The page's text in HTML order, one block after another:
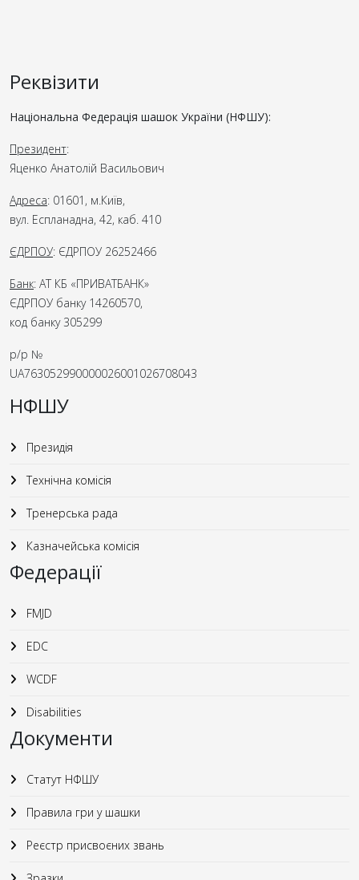
Реквізити
Національна Федерація шашок України (НФШУ):
Президент:
Яценко Анатолій Васильович
Адреса: 01601, м.Київ,
вул. Еспланадна, 42, каб. 410
ЄДРПОУ: ЄДРПОУ 26252466
Банк: АТ КБ «ПРИВАТБАНК»
ЄДРПОУ банку 14260570,
код банку 305299
р/р №
UA763052990000026001026708043
НФШУ
Президія
Технічна комісія
Тренерська рада
Казначейська комісія
Федерації
FMJD
EDC
WCDF
Disabilities
Документи
Статут НФШУ
Правила гри у шашки
Реєстр присвоєних звань